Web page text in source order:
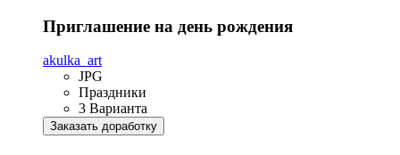
Приглашение на день рождения
akulka_art
JPG
Праздники
3 Варианта
Заказать доработку